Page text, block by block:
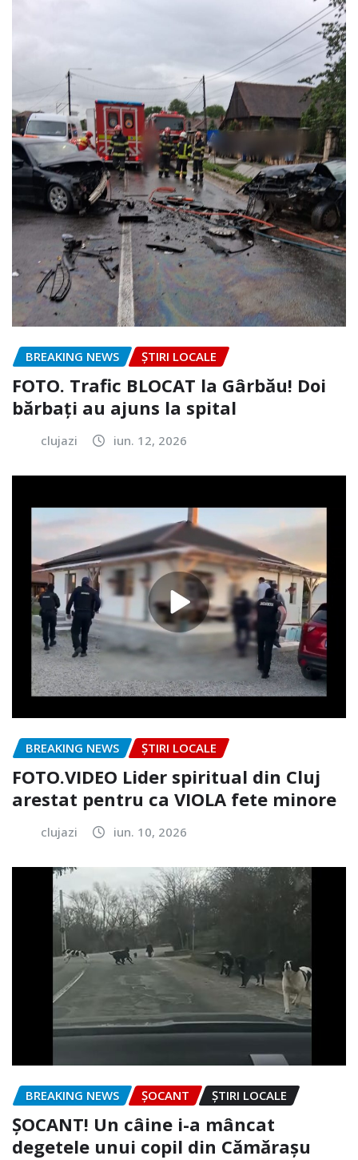
BREAKING NEWS ȘTIRI LOCALE
FOTO. Trafic BLOCAT la Gârbău! Doi
bărbați au ajuns la spital
clujazi iun. 12, 2026
BREAKING NEWS ȘTIRI LOCALE
FOTO.VIDEO Lider spiritual din Cluj
arestat pentru ca VIOLA fete minore
clujazi iun. 10, 2026
BREAKING NEWS ȘOCANT ȘTIRI LOCALE
ȘOCANT! Un câine i-a mâncat
degetele unui copil din Cămărașu